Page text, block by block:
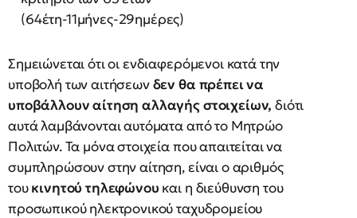
(64έτη-11μήνες-29ημέρες)
Σημειώνεται ότι οι ενδιαφερόμενοι κατά την
υποβολή των αιτήσεωνδεν θα πρέπει να
υποβάλλουν αίτηση αλλαγής στοιχείων, διότι
αυτά λαμβάνονται αυτόματα από το Μητρώο
Πολιτών. Τα μόνα στοιχεία που απαιτείται να
συμπληρώσουν στην αίτηση, είναι ο αριθμός
τουκινητού τηλεφώνου και η διεύθυνση του
προσωπικού ηλεκτρονικού ταχυδρομείου